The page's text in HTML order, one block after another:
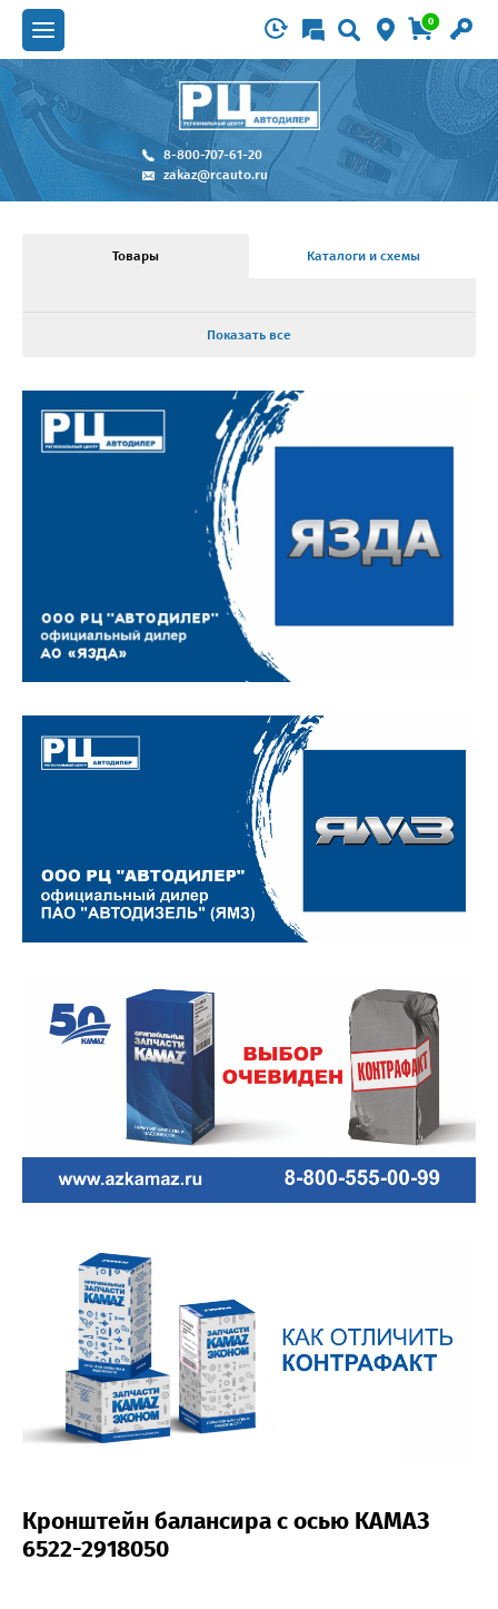
0
8-800-707-61-20
zakaz@rcauto.ru
Товары Каталоги и схемы
Показать все
Кронштейн балансира с осью КАМАЗ
6522-2918050